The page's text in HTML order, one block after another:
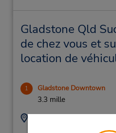
Gladstone Qld
de chez vous et
location de
1 Gladstone Downtown
3.3 mille
Adresse :